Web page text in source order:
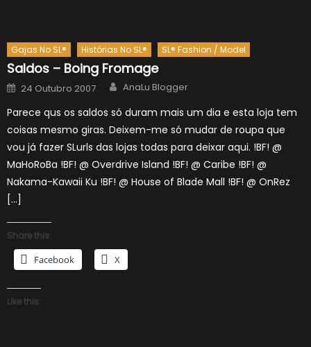
Gajas No SL® Histórias No SL® SL® Fashion / Model
Saldos – Boing Fromage
Posted
on
24 Outubro 2007 Author
AnaLu Blogger
Parece qus os saldos só duram mais um dia e esta loja tem
coisas mesmo giras. Deixem-me só mudar de roupa que
vou já fazer SLurls das lojas todas para deixar aqui. !BF! @
MaHoRoBa !BF! @ Overdrive Island !BF! @ Caribe !BF! @
Nakama-Kawaii Ku !BF! @ House of Blade Mall !BF! @ OnRez
[…]
Share this:
Facebook X
Like this: